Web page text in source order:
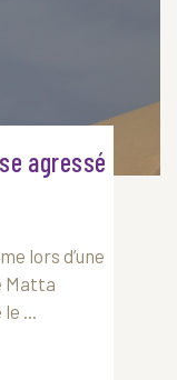
agressé
lors d’une
Matta
...